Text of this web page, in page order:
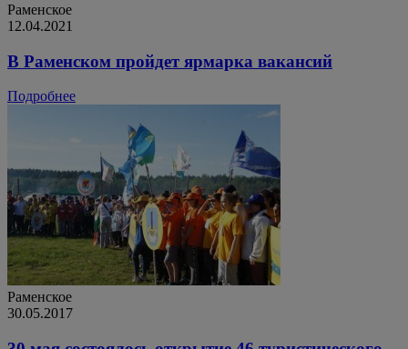
Раменское
12.04.2021
В Раменском пройдет ярмарка вакансий
Подробнее
Раменское
30.05.2017